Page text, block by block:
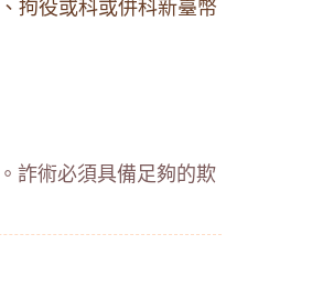
拘役或科或併科新臺幣
詐術必須具備足夠的欺